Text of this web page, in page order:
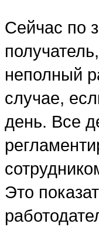
Сейчас по
неполный
случае,
день. Все
Это